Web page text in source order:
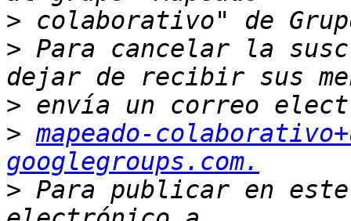
>
> Para cancelar la
>
> mapeado-
googlegroups.com.
> Para publicar en